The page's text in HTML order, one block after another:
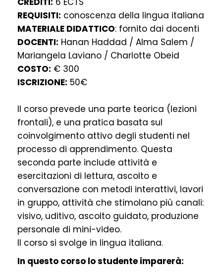
REQUISITI: conoscenza della lingua italiana
MATERIALE DIDATTICO: fornito dai docenti
DOCENTI: Hanan Haddad / Alma Salem /
Mariangela Laviano / Charlotte Obeid
COSTO: € 300
ISCRIZIONE: 50€
Il corso prevede una parte teorica (lezioni
frontali), e una pratica basata sul
coinvolgimento attivo degli studenti nel
processo di apprendimento. Questa
seconda parte include attività e
esercitazioni di lettura, ascolto e
conversazione con metodi interattivi, lavori
in gruppo, attività che stimolano più canali:
visivo, uditivo, ascolto guidato, produzione
personale di mini-video.
Il corso si svolge in lingua italiana.
In questo corso lo studente imparerà: